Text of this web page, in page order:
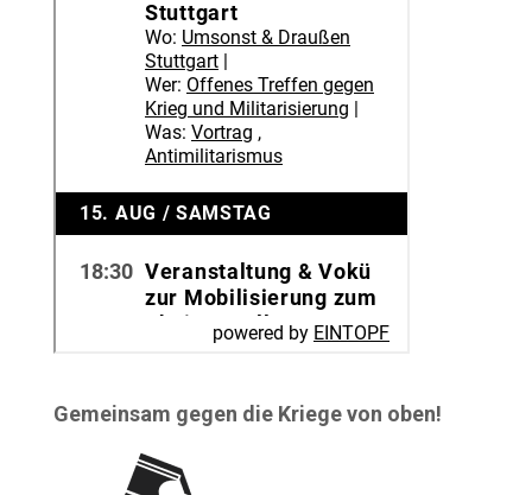
Gemeinsam gegen die Kriege von oben!